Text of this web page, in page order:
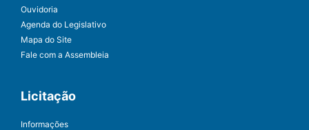
Ouvidoria
Agenda do Legislativo
Mapa do Site
Fale com a Assembleia
Licitação
Informações